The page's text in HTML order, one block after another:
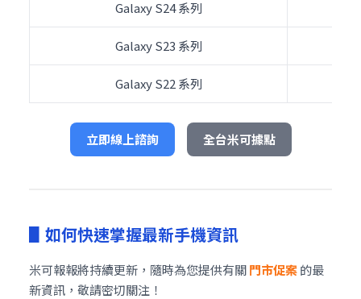
Galaxy S24 系列
Galaxy S23 系列
Galaxy S22 系列
立即線上諮詢 全台米可據點
▋如何快速掌握最新手機資訊
米可報報將持續更新，隨時為您提供有關門市促案的最
新資訊，敬請密切關注！